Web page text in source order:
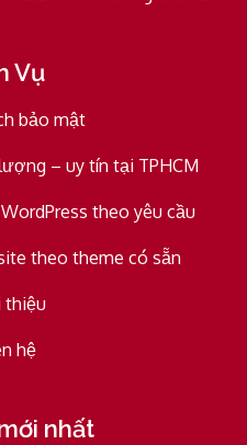
Vụ
bảo mật
– uy tín tại TPHCM
theo yêu cầu
theo theme có sẵn
thiệu
hệ
nhất